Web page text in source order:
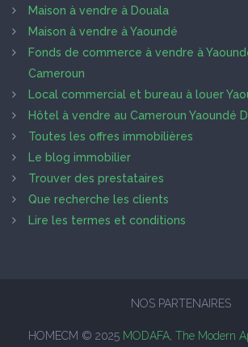
Maison à vendre à Douala
Maison à vendre à Yaoundé
Fonds de commerce à vendre à
Cameroun
Local commercial et bureau à louer
Hôtel à vendre au Cameroun Yaoundé
Toutes les offres immobilières
Le blog immobilier
Trouver des prestataires
Que recherche les clients
Lire les termes et conditions
NOS PARTENAIRES
HOMECM © 2025 MODAFA, The Modern